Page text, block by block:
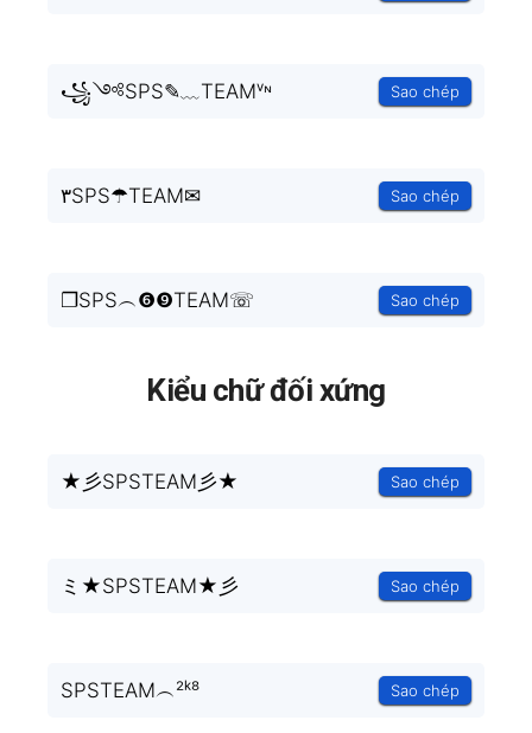
꧁༺SPS✎﹏TEAMᵛᶰ Sao chép
۳SPS☂TEAM✉ Sao chép
❐SPS︵❻❾TEAM☏ Sao chép
Kiểu chữ đối xứng
★彡SPSTEAM彡★ Sao chép
ミ★SPSTEAM★彡 Sao chép
SPSTEAM︵²ᵏ⁸ Sao chép